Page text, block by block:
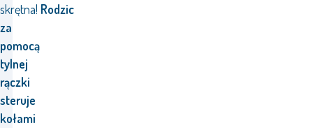
skrętna! Rodzic
za
pomocą
tylnej
rączki
steruje
kołami